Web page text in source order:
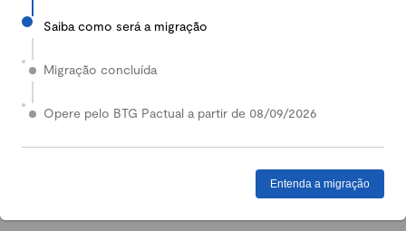
2024
Em 2024, nossa Carteira Conservadora mais que
Enquanto isso, quem investiu em Renda Fixa lucrou
Saiba como será a migração
Migração concluída
Opere pelo BTG Pactual a partir de 08/09/2026
Entenda a migração